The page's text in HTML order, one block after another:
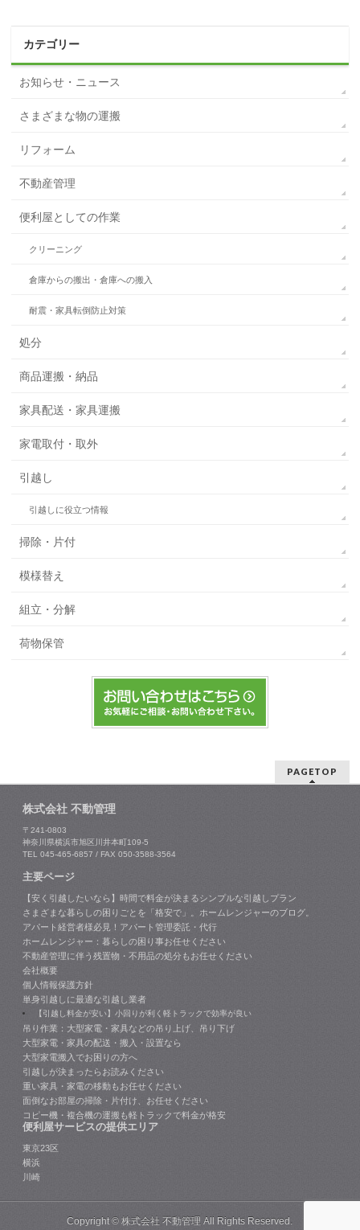
カテゴリー
お知らせ・ニュース
さまざまな物の運搬
リフォーム
不動産管理
便利屋としての作業
クリーニング
倉庫からの搬出・倉庫への搬入
耐震・家具転倒防止対策
処分
商品運搬・納品
家具配送・家具運搬
家電取付・取外
引越し
引越しに役立つ情報
掃除・片付
模様替え
組立・分解
荷物保管
PAGETOP
株式会社 不動管理
〒241-0803
神奈川県横浜市旭区川井本町109-5
TEL 045-465-6857 / FAX 050-3588-3564
主要ページ
【安く引越したいなら】時間で料金が決まるシンプルな引越しプラン
さまざまな暮らしの困りごとを「格安で」。ホームレンジャーのブログ。
アパート経営者様必見！アパート管理委託・代行
ホームレンジャー：暮らしの困り事お任せください
不動産管理に伴う残置物・不用品の処分もお任せください
会社概要
個人情報保護方針
単身引越しに最適な引越し業者
【引越し料金が安い】小回りが利く軽トラックで効率が良い
吊り作業：大型家電・家具などの吊り上げ、吊り下げ
大型家電・家具の配送・搬入・設置なら
大型家電搬入でお困りの方へ
引越しが決まったらお読みください
重い家具・家電の移動もお任せください
面倒なお部屋の掃除・片付け、お任せください
コピー機・複合機の運搬も軽トラックで料金が格安
便利屋サービスの提供エリア
東京23区
横浜
川崎
Copyright ©株式会社 不動管理 All Rights Reserved.